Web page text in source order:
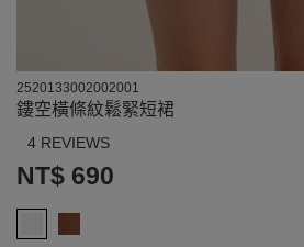
2520133002002001
鏤空橫條紋鬆緊短裙
4 REVIEWS
NT$ 690